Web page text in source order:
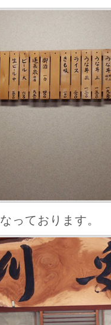
っております。